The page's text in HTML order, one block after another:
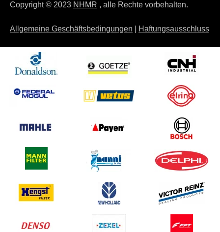
Copyright © 2023 NHMR , alle Rechte vorbehalten.
Allgemeine Geschäftsbedingungen Haftungsausschluss